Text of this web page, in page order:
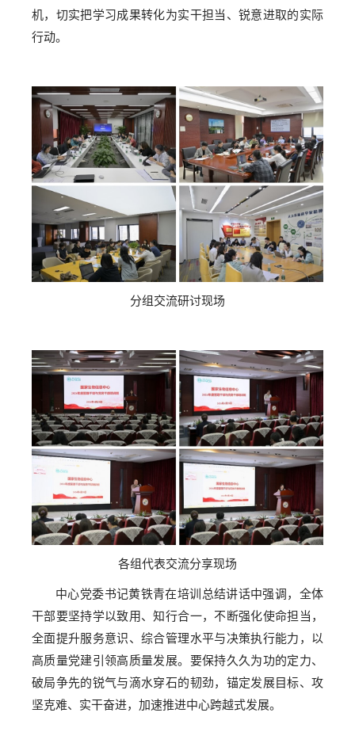
机，切实把学习成果转化为实干担当、锐意进取的实际
行动。
分组交流研讨现场
各组代表交流分享现场
中心党委书记黄铁青在培训总结讲话中强调，全体
干部要坚持学以致用、知行合一，不断强化使命担当，
全面提升服务意识、综合管理水平与决策执行能力，以
高质量党建引领高质量发展。要保持久久为功的定力、
破局争先的锐气与滴水穿石的韧劲，锚定发展目标、攻
坚克难、实干奋进，加速推进中心跨越式发展。